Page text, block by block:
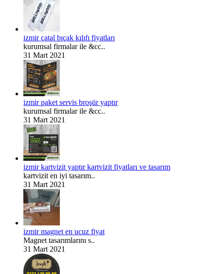
izmir çatal bıçak kılıfı fiyatları
kurumsal firmalar ile &cc..
31 Mart 2021
izmir paket servis broşür yaptır
kurumsal firmalar ile &cc..
31 Mart 2021
izmir kartvizit yaptır kartvizit fiyatları ve tasarım
kartvizit en iyi tasarım..
31 Mart 2021
izmir magnet en ucuz fiyat
Magnet tasarımlarını s..
31 Mart 2021